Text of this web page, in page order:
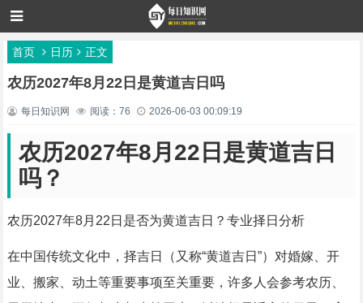
首页 日历 正文
农历2027年8月22日是黄道吉日吗
每日知识网 阅读：76 2026-06-03 00:09:19
农历2027年8月22日是黄道吉日
吗？
农历2027年8月22日是否为黄道吉日？专业择日分析
在中国传统文化中，择吉日（又称“黄道吉日”）对婚嫁、开
业、搬家、动土等重要事项至关重要，许多人会参考农历、